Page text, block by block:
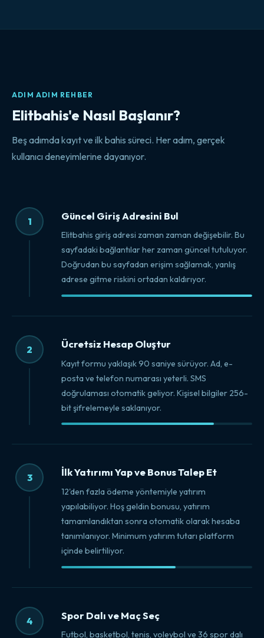
ADIM ADIM REHBER
Elitbahis'e Nasıl Başlanır?
Beş adımda kayıt ve ilk bahis süreci. Her adım, gerçek
kullanıcı deneyimlerine dayanıyor.
1 Güncel Giriş Adresini Bul
Elitbahis giriş adresi zaman zaman değişebilir. Bu
sayfadaki bağlantılar her zaman güncel tutuluyor.
Doğrudan bu sayfadan erişim sağlamak, yanlış
adrese gitme riskini ortadan kaldırıyor.
2 Ücretsiz Hesap Oluştur
Kayıt formu yaklaşık 90 saniye sürüyor. Ad, e-
posta ve telefon numarası yeterli. SMS
doğrulaması otomatik geliyor. Kişisel bilgiler 256-
bit şifrelemeyle saklanıyor.
3 İlk Yatırımı Yap ve Bonus Talep Et
12'den fazla ödeme yöntemiyle yatırım
yapılabiliyor. Hoş geldin bonusu, yatırım
tamamlandıktan sonra otomatik olarak hesaba
tanımlanıyor. Minimum yatırım tutarı platform
içinde belirtiliyor.
4 Spor Dalı ve Maç Seç
Futbol, basketbol, tenis, voleybol ve 36 spor dalı